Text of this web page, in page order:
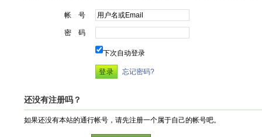
帐 号
密 码
下次自动登录
忘记密码?
还没有注册吗？
如果还没有本站的通行帐号，请先注册一个属于自己的帐号吧。